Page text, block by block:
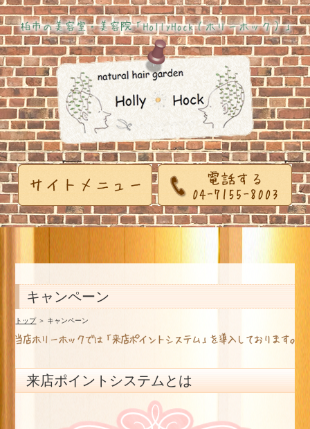
キャンペーン
トップ ＞ キャンペーン
来店ポイントシステムとは